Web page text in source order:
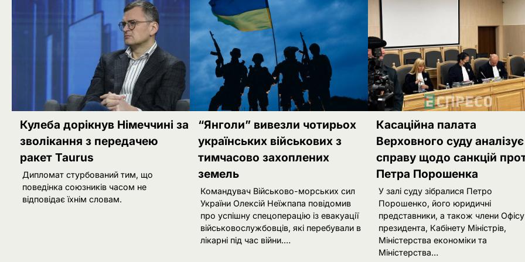
Кулеба дорікнув Німеччині за
зволікання з передачею
ракет Taurus
Дипломат стурбований тим, що
поведінка союзників часом не
відповідає їхнім словам.
“Янголи” вивезли чотирьох
українських військових з
тимчасово захоплених
земель
Командувач Військово-морських сил
України Олексій Неїжпапа повідомив
про успішну спецоперацію із евакуації
військовослужбовців, які перебували в
лікарні під час війни.…
Касаційна палата
Верховного суду аналізує
справу щодо санкцій
Петра Порошенка
У залі суду зібралися Петро
Порошенко, його юридичні
представники, а також члени Офісу
президента, Кабінету Міністрів,
Міністерства економіки та
Міністерства…